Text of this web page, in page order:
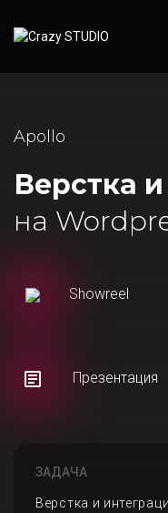
Apollo
Верстка
на
Showreel
Презентация
ЗАДАЧА
Верстка и